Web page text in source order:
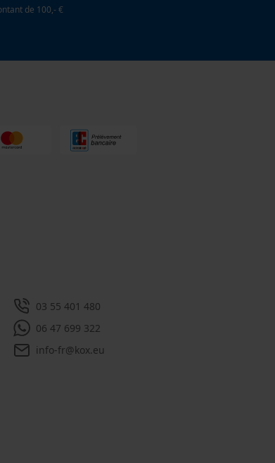
de 100,- €
03 55 401 480
06 47 699 322
info-fr@kox.eu